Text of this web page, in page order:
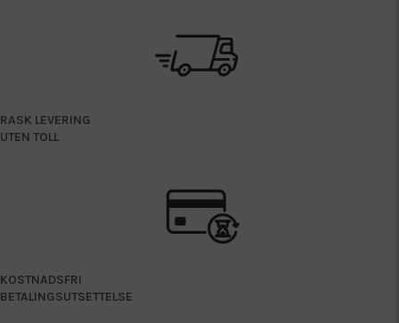
RASK LEVERING
UTEN TOLL
KOSTNADSFRI
BETALINGSUTSETTELSE